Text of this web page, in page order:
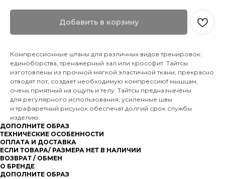
Добавить в корзину
Компрессионные штаны для различных видов тренировок:
единоборства, тренажерный зал или кроссфит. Тайтсы
изготовлены из прочной мягкой эластичной ткани, прекрасно
отводят пот, создает необходимую компрессиюf мышцам,
очень приятный на ощупь и телу. Тайтсы предназначены
для регулярного использования, усиленные швы
и трафаретный рисунок обеспечат долгий срок службы
изделию.
ДОПОЛНИТЕ ОБРАЗ
ТЕХНИЧЕСКИЕ ОСОБЕННОСТИ
ОПЛАТА И ДОСТАВКА
ЕСЛИ ТОВАРА/ РАЗМЕРА НЕТ В НАЛИЧИИ
ВОЗВРАТ / ОБМЕН
О БРЕНДЕ
ДОПОЛНИТЕ ОБРАЗ